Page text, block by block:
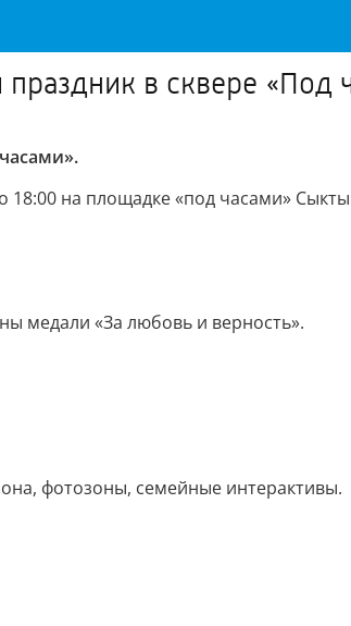
в сквере «Под
18:00 на площадке «под часами»
медали «За любовь и верность».
фотозоны, семейные интерактивы.